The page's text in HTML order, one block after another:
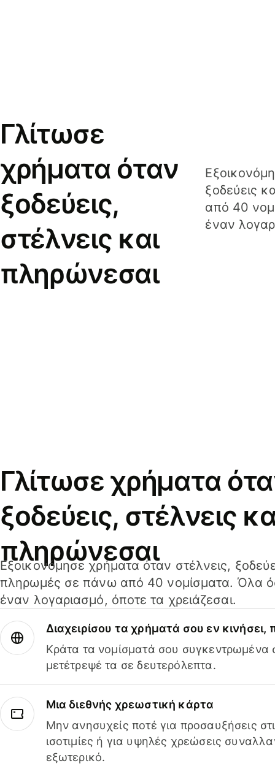
Γλίτωσε
χρήματα όταν
ξοδεύεις,
στέλνεις και
πληρώνεσαι
ξοδεύεις
από 40
έναν
Γλίτωσε χρήματα
ξοδεύεις, στέλνεις
πληρώνεσαι
Εξοικονόμησε χρήματα όταν στέλνεις,
πληρωμές σε πάνω από 40 νομίσματα. Όλα
έναν λογαριασμό, όποτε τα χρειάζεσαι.
Διαχειρίσου τα χρήματά σου εν
Κράτα τα νομίσματά σου συγκεντρωμένα
μετέτρεψέ τα σε δευτερόλεπτα.
Μια διεθνής χρεωστική κάρτα
Μην ανησυχείς ποτέ για προσαυξήσεις
ισοτιμίες ή για υψηλές χρεώσεις
εξωτερικό.